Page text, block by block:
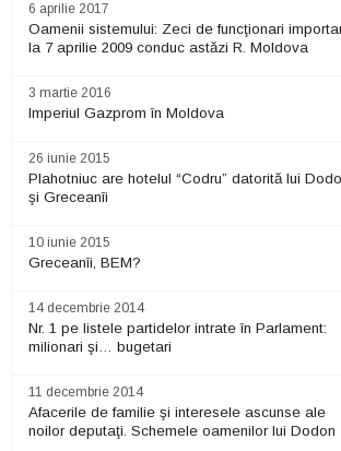
6 aprilie 2017
Oamenii sistemului: Zeci de funcţionari
la 7 aprilie 2009 conduc astăzi R. Moldova
3 martie 2016
Imperiul Gazprom în Moldova
26 iunie 2015
Plahotniuc are hotelul “Codru” datorită lui
şi Greceanîi
10 iunie 2015
Greceanîi, BEM?
14 decembrie 2014
Nr. 1 pe listele partidelor intrate în Parlament:
milionari şi… bugetari
11 decembrie 2014
Afacerile de familie şi interesele ascunse ale
noilor deputaţi. Schemele oamenilor lui Dodon